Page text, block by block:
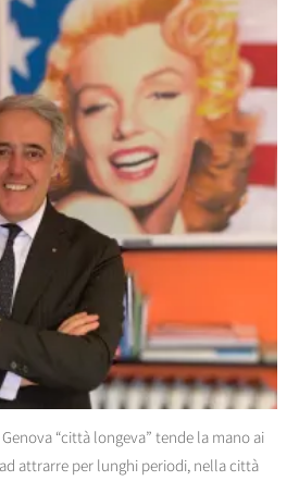
“città longeva” tende la mano ai
attrarre per lunghi periodi, nella città